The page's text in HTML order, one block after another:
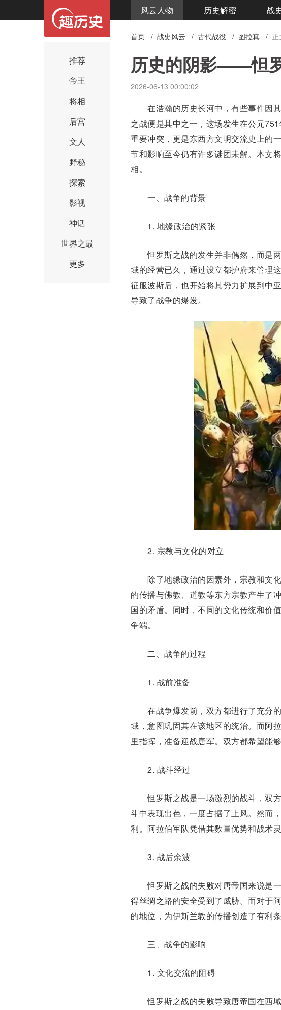
风云人物 历史解密 战
推荐
帝王
将相
后宫
文人
野秘
探索
影视
神话
世界之最
更多
首页 / 战史风云 / 古代战役 / 图拉真 / 正
历史的阴影——怛
2026-06-13 00:00:02
在浩瀚的历史长河中，有些事件因其
之战便是其中之一，这场发生在公元
重要冲突，更是东西方文明交流史上的
节和影响至今仍有许多谜团未解。本文
相。
一、战争的背景
1. 地缘政治的紧张
怛罗斯之战的发生并非偶然，而是两
域的经营已久，通过设立都护府来管理
征服波斯后，也开始将其势力扩展到中
导致了战争的爆发。
2. 宗教与文化的对立
除了地缘政治的因素外，宗教和文化
的传播与佛教、 道教等东方宗教产生了
国的矛盾。同时，不同的文化传统和价
争端。
二、战争的过程
1. 战前准备
在战争爆发前，双方都进行了充分的
域，意图巩固其在该地区的统治。而阿
里指挥，准备迎战唐军。双方都希望能
2. 战斗经过
怛罗斯之战是一场激烈的战斗，双方
斗中表现出色，一度占据了上风。然而
利。阿拉伯军队凭借其数量优势和战术
3. 战后余波
怛罗斯之战的失败对唐帝国来说是一
得丝绸之路的安全受到了威胁。而对于
的地位，为伊斯兰教的传播创造了有利条
三、战争的影响
1. 文化交流的阻碍
怛罗斯之战的失败导致唐帝国在西域